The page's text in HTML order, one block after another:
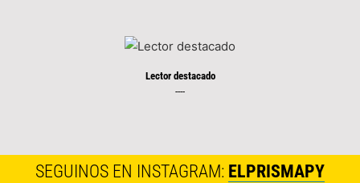
Lector destacado
----
SEGUINOS EN INSTAGRAM: ELPRISMAPY